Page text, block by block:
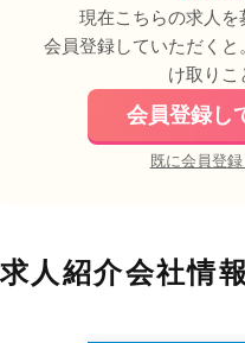
現在こちらの求人を
会員登録していただく
け取りこ
会員登録し
既に会員登
求人紹介会社情報